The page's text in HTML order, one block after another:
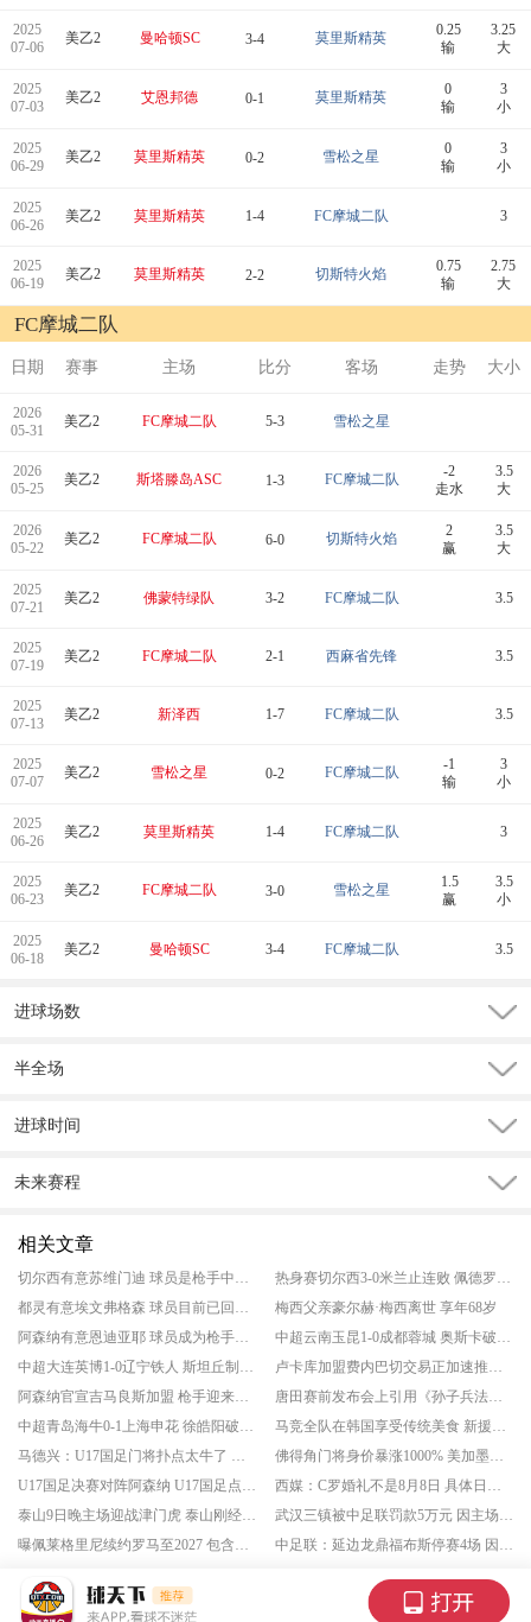
2025
07-06
美乙2 曼哈顿SC 3-4 莫里斯精英
0.25
输
3.25
大
2025
07-03
美乙2 艾恩邦德 0-1 莫里斯精英
0
输
3
小
2025
06-29
美乙2 莫里斯精英 0-2 雪松之星
0
输
3
小
2025
06-26
美乙2 莫里斯精英 1-4 FC摩城二队 3
2025
06-19
美乙2 莫里斯精英 2-2 切斯特火焰
0.75
输
2.75
大
FC摩城二队
日期 赛事 主场 比分 客场 走势 大小
2026
05-31
美乙2 FC摩城二队 5-3 雪松之星
2026
05-25
美乙2 斯塔滕岛ASC 1-3 FC摩城二队
-2
走水
3.5
大
2026
05-22
美乙2 FC摩城二队 6-0 切斯特火焰
2
赢
3.5
大
2025
07-21
美乙2 佛蒙特绿队 3-2 FC摩城二队 3.5
2025
07-19
美乙2 FC摩城二队 2-1 西麻省先锋 3.5
2025
07-13
美乙2 新泽西 1-7 FC摩城二队 3.5
2025
07-07
美乙2 雪松之星 0-2 FC摩城二队
-1
输
3
小
2025
06-26
美乙2 莫里斯精英 1-4 FC摩城二队 3
2025
06-23
美乙2 FC摩城二队 3-0 雪松之星
1.5
赢
3.5
小
2025
06-18
美乙2 曼哈顿SC 3-4 FC摩城二队 3.5
进球场数
半全场
进球时间
未来赛程
相关文章
梅西父亲豪尔赫·梅西离世 享年68岁
唐田赛前发布会上引用《孙子兵法》 泰山将战强敌